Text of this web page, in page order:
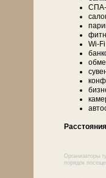
СПА-
Wi-Fi
Организаторы
порядок